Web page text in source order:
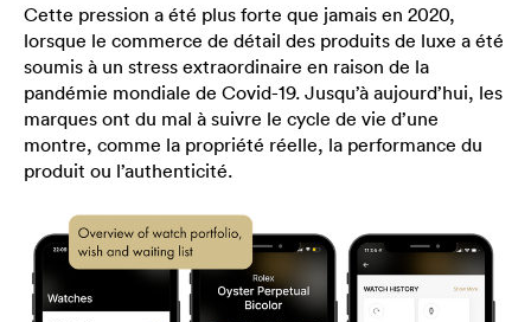
Cette pression a été plus forte que jamais en 2020,
lorsque le commerce de détail des produits de luxe a été
soumis à un stress extraordinaire en raison de la
pandémie mondiale de Covid-19. Jusqu’à aujourd’hui, les
marques ont du mal à suivre le cycle de vie d’une
montre, comme la propriété réelle, la performance du
produit ou l’authenticité.